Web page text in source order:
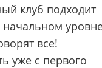
клуб подходит
все!
уже с первого